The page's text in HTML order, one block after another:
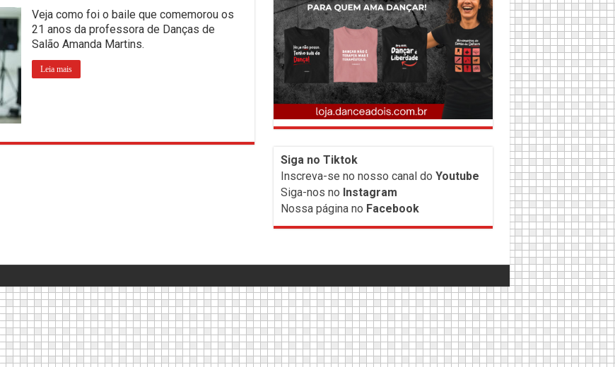
Veja como foi o baile que comemorou os
21 anos da professora de Danças de
Salão Amanda Martins.
Leia mais
Siga no Tiktok
Inscreva-se no nosso canal do Youtube
Siga-nos no Instagram
Nossa página no Facebook